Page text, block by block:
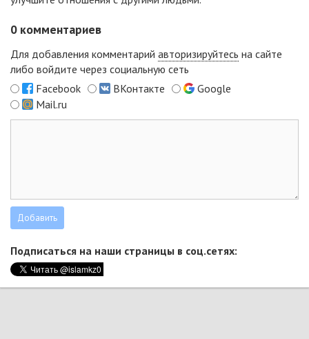
0 комментариев
Для добавления комментарий авторизируйтесь на сайте
либо войдите через социальную сеть
Facebook
ВКонтакте
Google
Mail.ru
Подписаться на наши страницы в соц.сетях: